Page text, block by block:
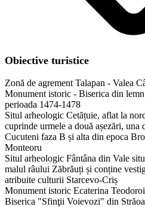
Obiective turistice
Zonă de agrement Talapan - Valea
Monument istoric - Biserica din
perioada 1474-1478
Situl arheologic Cetățuie, aflat la
cuprinde urmele a două așezări,
Cucuteni faza B și alta din epoca
Monteoru
Situl arheologic Fântâna din Vale
malul râului Zăbrăuți și conține
atribuite culturii Starcevo-Criș
Monument istoric Ecaterina
Biserica "Sfinţii Voievozi" din